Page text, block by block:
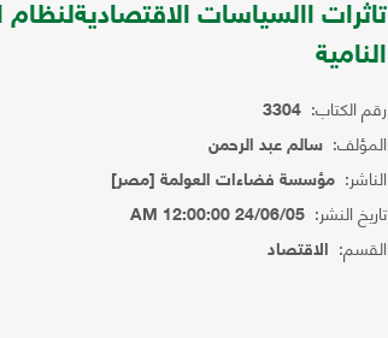
تاثرات االسياسات
النامية
رقم الكتاب: 3304
المؤلف: سالم عبد الرحمن
الناشر: مؤسسة فضاءات العولمة [مصر]
تاريخ النشر: 24/06/05 12:00:00 AM
القسم: الاقتصاد